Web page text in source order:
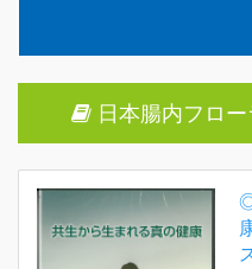
日本腸内フロ